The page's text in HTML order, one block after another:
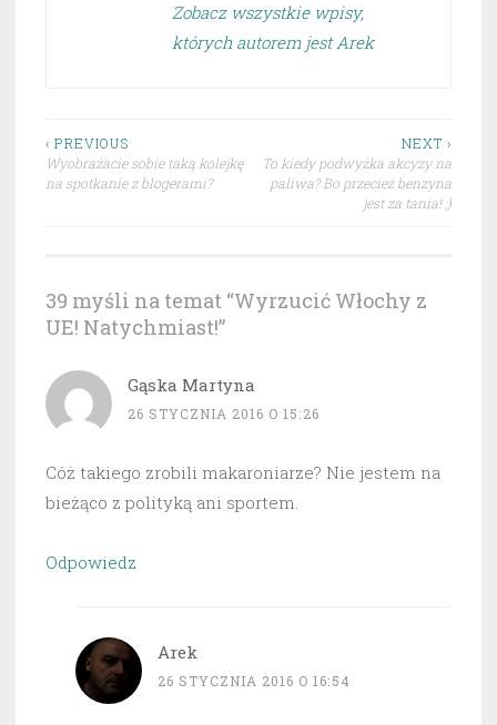
Zobacz wszystkie wpisy,
których autorem jest Arek
Nawigacja
wpisu
‹ PREVIOUS
Wyobrażacie sobie taką kolejkę
na spotkanie z blogerami?
NEXT ›
To kiedy podwyżka akcyzy na
paliwa? Bo przecież benzyna
jest za tania! ;)
39 myśli na temat “Wyrzucić Włochy z
UE! Natychmiast!”
Gąska Martyna
26 STYCZNIA 2016 O 15:26
Cóż takiego zrobili makaroniarze? Nie jestem na
bieżąco z polityką ani sportem.
Odpowiedz
Arek
26 STYCZNIA 2016 O 16:54